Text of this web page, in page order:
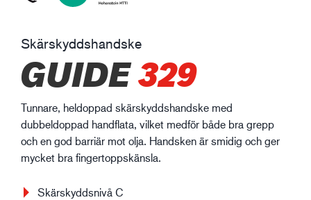
Skärskyddshandske
GUIDE329
Tunnare, heldoppad skärskyddshandske med
dubbeldoppad handflata, vilket medför både bra grepp
och en god barriär mot olja. Handsken är smidig och ger
mycket bra fingertoppskänsla.
Skärskyddsnivå C